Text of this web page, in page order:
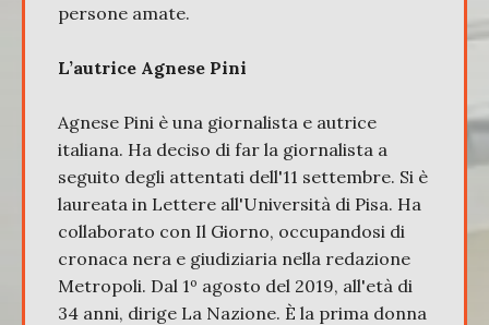
persone amate.
L’autrice Agnese Pini
Agnese Pini è una giornalista e autrice
italiana. Ha deciso di far la giornalista a
seguito degli attentati dell'11 settembre. Si è
laureata in Lettere all'Università di Pisa. Ha
collaborato con Il Giorno, occupandosi di
cronaca nera e giudiziaria nella redazione
Metropoli. Dal 1º agosto del 2019, all'età di
34 anni, dirige La Nazione. È la prima donna